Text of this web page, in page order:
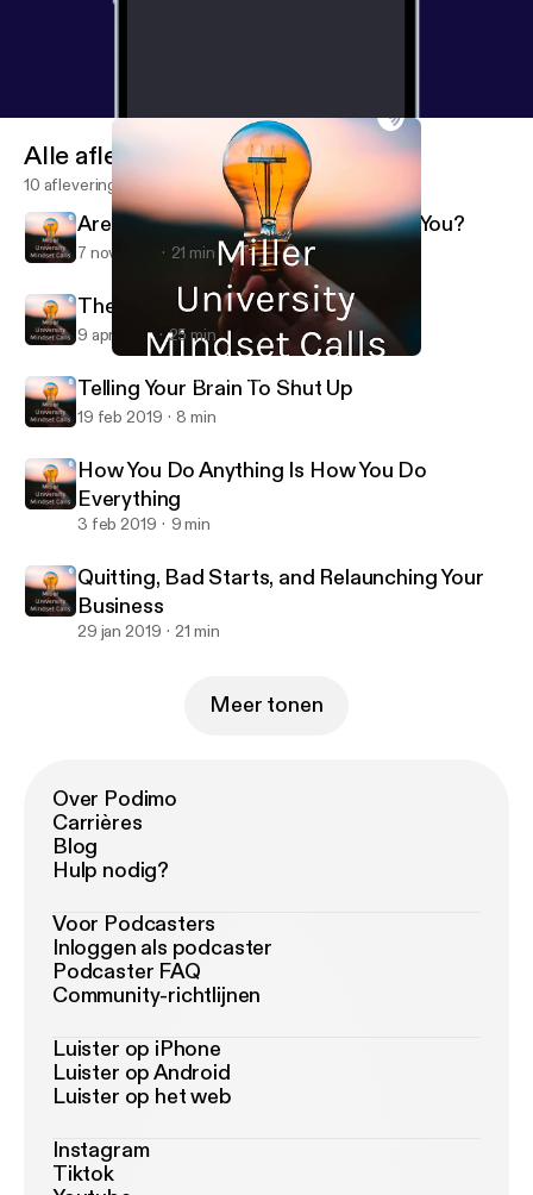
Miller University Mindset Calls
Alle afleveringen
10 afleveringen
Are Your Beliefs Helping Or Hurting You?
7 nov 2019 21 min
The Death Process
9 apr 2019 25 min
Telling Your Brain To Shut Up
19 feb 2019 8 min
How You Do Anything Is How You Do
Everything
3 feb 2019 9 min
Quitting, Bad Starts, and Relaunching Your
Business
29 jan 2019 21 min
Meer tonen
Over Podimo
Carrières
Blog
Hulp nodig?
Voor Podcasters
Inloggen als podcaster
Podcaster FAQ
Community-richtlijnen
Luister op iPhone
Luister op Android
Luister op het web
Instagram
Tiktok